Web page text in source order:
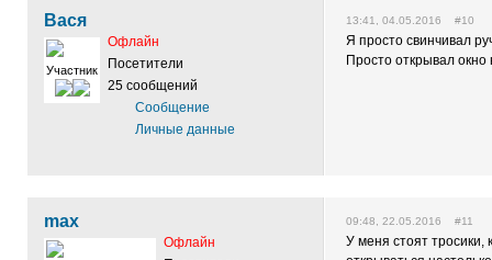
Вася
Участник
Офлайн
Посетители
25 сообщений
Сообщение
Личные данные
13:41, 04.05.2016 #10
Я просто свинчивал
Просто открывал окно
max
Офлайн
09:48, 22.05.2016 #11
У меня стоят тросики,